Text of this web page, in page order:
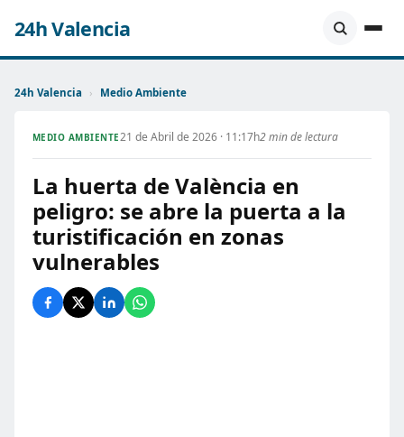
24h Valencia
24h Valencia › Medio Ambiente
MEDIO AMBIENTE21 de Abril de 2026 · 11:17h2 min de lectura
La huerta de València en
peligro: se abre la puerta a la
turistificación en zonas
vulnerables